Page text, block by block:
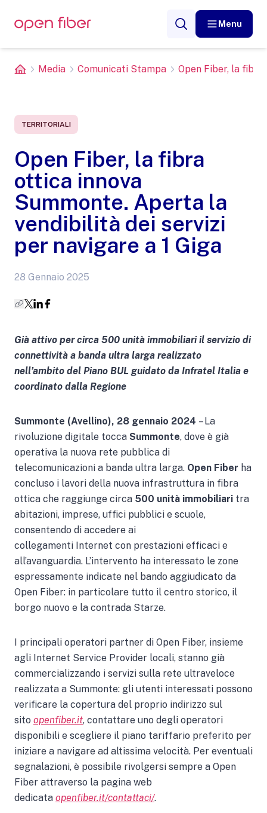
Menu
Media Comunicati Stampa Open Fiber, la fibra
TERRITORIALI
Open Fiber, la fibra
ottica innova
Summonte. Aperta la
vendibilità dei servizi
per navigare a 1 Giga
28 Gennaio 2025
Già attivo per circa 500 unità immobiliari il servizio di
connettività a banda ultra larga realizzato
nell’ambito del Piano BUL guidato da Infratel Italia e
coordinato dalla Regione
Summonte (Avellino), 28 gennaio 2024 – La
rivoluzione digitale tocca Summonte, dove è già
operativa la nuova rete pubblica di
telecomunicazioni a banda ultra larga. Open Fiber ha
concluso i lavori della nuova infrastruttura in fibra
ottica che raggiunge circa 500 unità immobiliari tra
abitazioni, imprese, uffici pubblici e scuole,
consentendo di accedere ai
collegamenti Internet con prestazioni efficaci e
all’avanguardia. L’intervento ha interessato le zone
espressamente indicate nel bando aggiudicato da
Open Fiber: in particolare tutto il centro storico, il
borgo nuovo e la contrada Starze.
I principali operatori partner di Open Fiber, insieme
agli Internet Service Provider locali, stanno già
commercializzando i servizi sulla rete ultraveloce
realizzata a Summonte: gli utenti interessati possono
verificare la copertura del proprio indirizzo sul
sito openfiber.it, contattare uno degli operatori
disponibili e scegliere il piano tariffario preferito per
iniziare a navigare ad altissima velocità. Per eventuali
segnalazioni, è possibile rivolgersi sempre a Open
Fiber attraverso la pagina web
dedicata openfiber.it/contattaci/.